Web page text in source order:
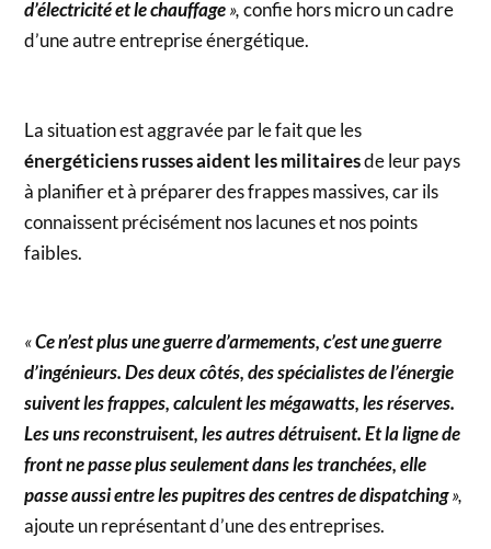
d’électricité et le chauffage»,confie hors micro un cadre
d’une autre entreprise énergétique.
La situation est aggravée par le fait que les
énergéticiens russes aident les militairesde leur pays
à planifier et à préparer des frappes massives, car ils
connaissent précisément nos lacunes et nos points
faibles.
«Ce n’est plus une guerre d’armements, c’est une guerre
d’ingénieurs. Des deux côtés, des spécialistes de l’énergie
suivent les frappes, calculent les mégawatts, les réserves.
Les uns reconstruisent, les autres détruisent. Et la ligne de
front ne passe plus seulement dans les tranchées, elle
passe aussi entre les pupitres des centres de dispatching»,
ajoute un représentant d’une des entreprises.